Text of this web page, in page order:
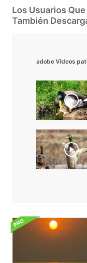
Los Usuarios
También
adobe Videos